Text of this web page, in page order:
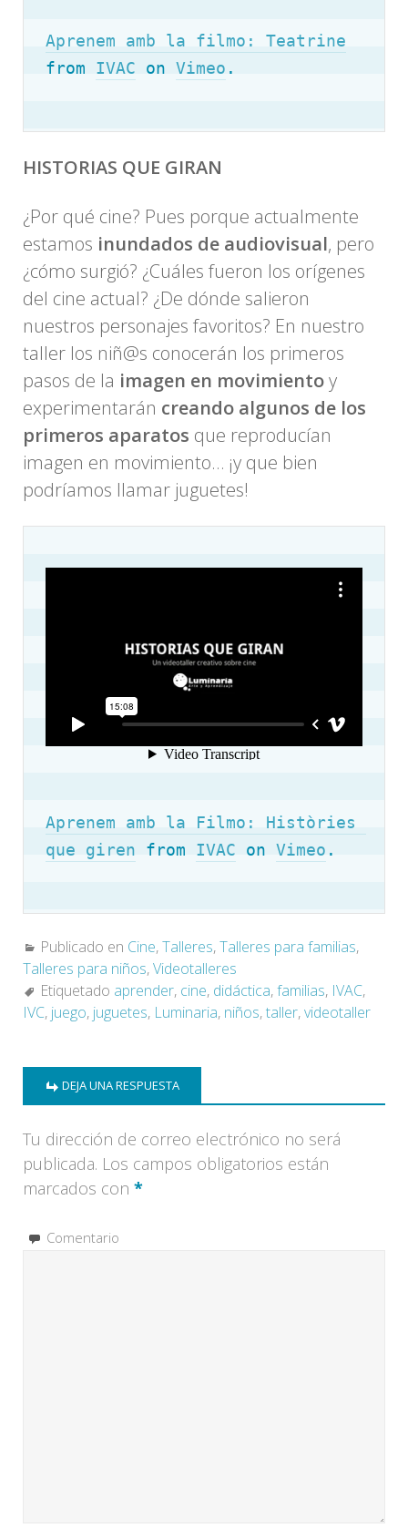
Aprenem amb la filmo: Teatrine
from IVAC on Vimeo .
HISTORIAS QUE GIRAN
¿Por qué cine? Pues porque actualmente
estamos inundados de audiovisual, pero
¿cómo surgió? ¿Cuáles fueron los orígenes
del cine actual? ¿De dónde salieron
nuestros personajes favoritos? En nuestro
taller los niñ@s conocerán los primeros
pasos de la imagen en movimientoy
experimentarán creando algunos de los
primeros aparatos que reproducían
imagen en movimiento… ¡y que bien
podríamos llamar juguetes!
Aprenem amb la Filmo: Històries
que giren from IVAC on Vimeo .
Publicado en Cine,Talleres,Talleres para familias,
Talleres para niños,Videotalleres
Etiquetado aprender, cine, didáctica,familias, IVAC,
IVC, juego, juguetes, Luminaria, niños,taller,videotaller
DEJA UNA RESPUESTA
Tu dirección de correo electrónico no será
publicada. Los campos obligatorios están
marcados con *
Comentario